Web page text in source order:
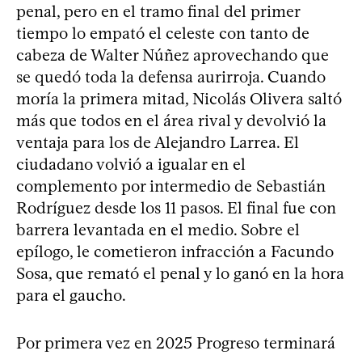
penal, pero en el tramo final del primer
tiempo lo empató el celeste con tanto de
cabeza de Walter Núñez aprovechando que
se quedó toda la defensa aurirroja. Cuando
moría la primera mitad, Nicolás Olivera saltó
más que todos en el área rival y devolvió la
ventaja para los de Alejandro Larrea. El
ciudadano volvió a igualar en el
complemento por intermedio de Sebastián
Rodríguez desde los 11 pasos. El final fue con
barrera levantada en el medio. Sobre el
epílogo, le cometieron infracción a Facundo
Sosa, que remató el penal y lo ganó en la hora
para el gaucho.
Por primera vez en 2025 Progreso terminará